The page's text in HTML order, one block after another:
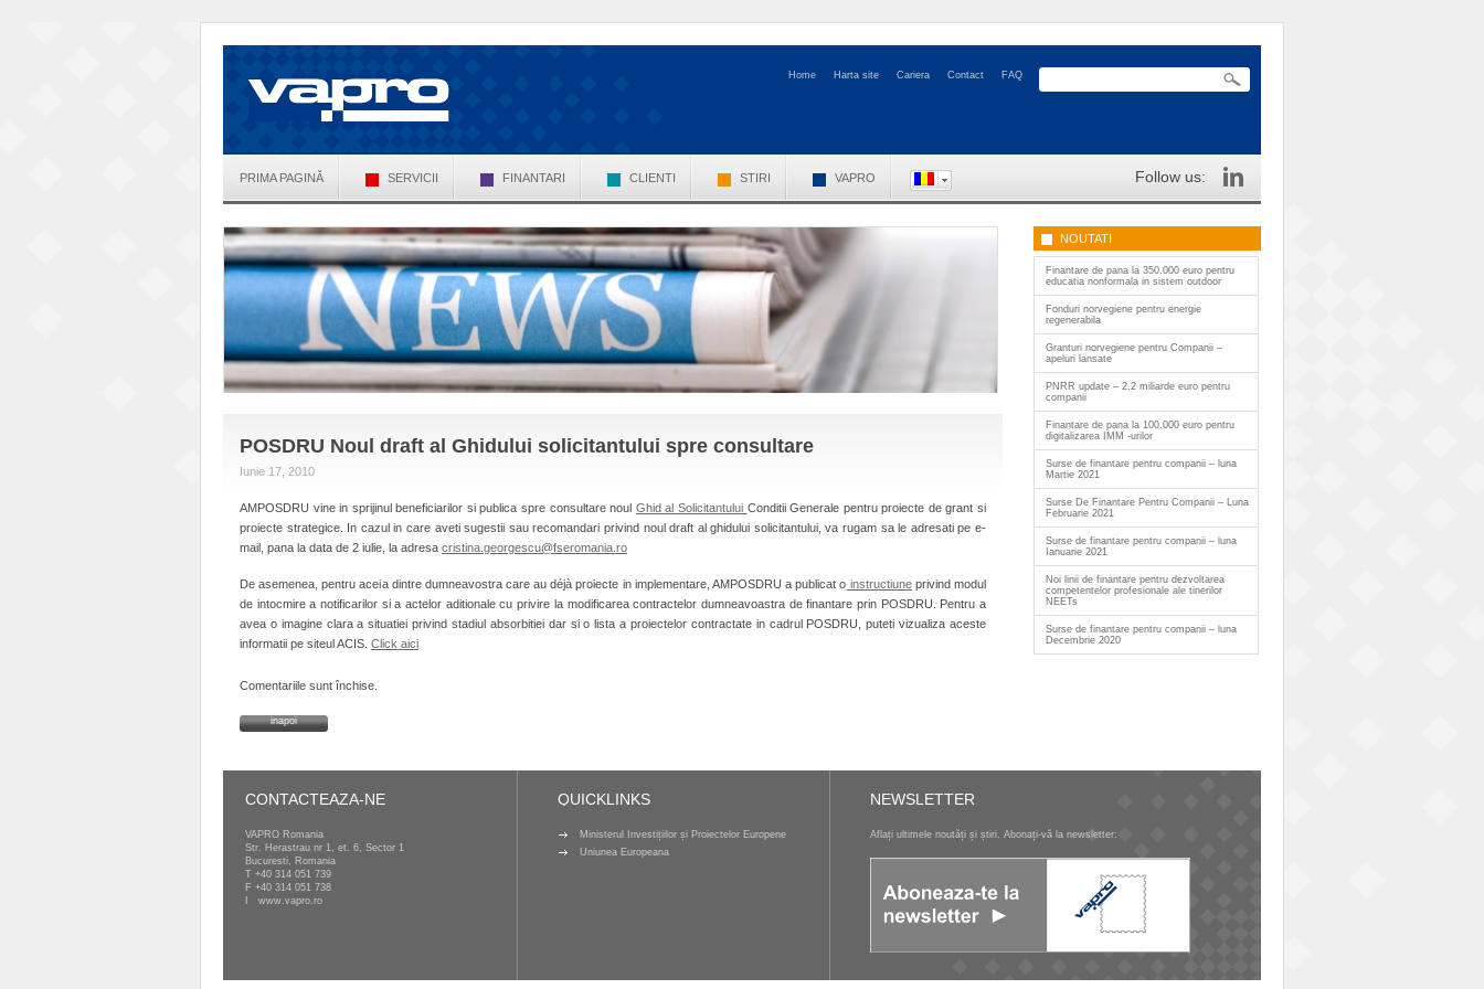
Home Harta site Cariera Contact FAQ
PRIMA PAGINĂ SERVICII FINANTARI CLIENTI STIRI VAPRO Follow us:
POSDRU Noul draft al Ghidului solicitantului spre consultare
Iunie 17, 2010
AMPOSDRU vine in sprijinul beneficiarilor si publica spre consultare noul Ghid al Solicitantului Conditii Generale pentru proiecte de grant si
proiecte strategice. In cazul in care aveti sugestii sau recomandari privind noul draft al ghidului solicitantului, va rugam sa le adresati pe e-
mail, pana la data de 2 iulie, la adresa cristina.georgescu@fseromania.ro
De asemenea, pentru aceia dintre dumneavostra care au déjà proiecte in implementare, AMPOSDRU a publicat o instructiuneprivind modul
de intocmire a notificarilor si a actelor aditionale cu privire la modificarea contractelor dumneavoastra de finantare prin POSDRU. Pentru a
avea o imagine clara a situatiei privind stadiul absorbitiei dar si o lista a proiectelor contractate in cadrul POSDRU, puteti vizualiza aceste
informatii pe siteul ACIS. Click aici
Comentariile sunt închise.
inapoi
NOUTATI
Finantare de pana la 350.000 euro pentru
educatia nonformala in sistem outdoor
Fonduri norvegiene pentru energie
regenerabila
Granturi norvegiene pentru Companii –
apeluri lansate
PNRR update – 2.2 miliarde euro pentru
companii
Finantare de pana la 100.000 euro pentru
digitalizarea IMM -urilor
Surse de finantare pentru companii – luna
Martie 2021
Surse De Finantare Pentru Companii – Luna
Februarie 2021
Surse de finantare pentru companii – luna
Ianuarie 2021
Noi linii de finantare pentru dezvoltarea
competentelor profesionale ale tinerilor
NEETs
Surse de finantare pentru companii – luna
Decembrie 2020
CONTACTEAZA-NE
VAPRO Romania
Str. Herastrau nr 1, et. 6, Sector 1
Bucuresti, Romania
T +40 314 051 739
F +40 314 051 738
www.vapro.ro
QUICKLINKS
Ministerul Investițiilor și Proiectelor Europene
Uniunea Europeana
NEWSLETTER
Aflați ultimele noutăți și știri. Abonați-vă la newsletter: